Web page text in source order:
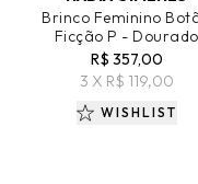
Brinco Feminino
Ficção P - Dourado
R$ 357,00
3 X R$ 119,00
WISHLIST